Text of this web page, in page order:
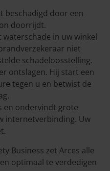
beschadigd door een
doorrijdt.
in uw winkel
niet
schadeloosstelling.
ontslagen. Hij start een
tegen u en betwist de
en ondervindt grote
internetverbinding. Uw
Business zet Arces alle
optimaal te verdedigen